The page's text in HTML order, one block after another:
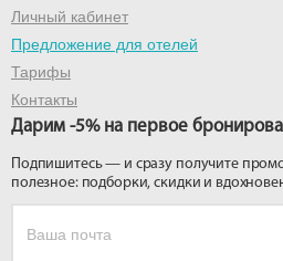
Личный кабинет
Предложение для отелей
Тарифы
Контакты
Дарим -5% на первое
Подпишитесь — и сразу получите
полезное: подборки, скидки и